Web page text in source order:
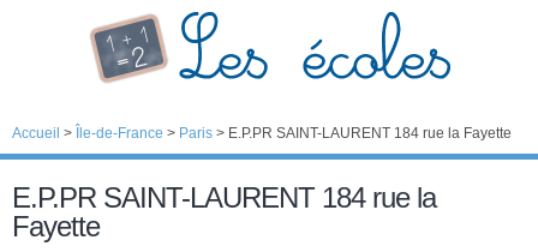
Accueil > Île-de-France > Paris > E.P.PR SAINT-LAURENT 184 rue la Fayette
E.P.PR SAINT-LAURENT 184 rue la
Fayette